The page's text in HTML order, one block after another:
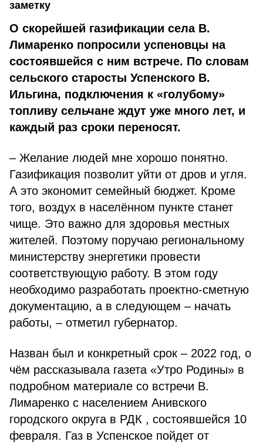
заметку
О скорейшей газификации села В.
Лимаренко попросили успеновцы на
состоявшейся с ним встрече. По словам
сельского старосты Успенского В.
Ильгина, подключения к «голубому»
топливу сельчане ждут уже много лет, и
каждый раз сроки переносят.
– Желание людей мне хорошо понятно.
Газификация позволит уйти от дров и угля.
А это экономит семейный бюджет. Кроме
того, воздух в населённом пункте станет
чище. Это важно для здоровья местных
жителей. Поэтому поручаю региональному
министерству энергетики провести
соответствующую работу. В этом году
необходимо разработать проектно-сметную
документацию, а в следующем – начать
работы, – отметил губернатор.
Назван был и конкретный срок – 2022 год, о
чём рассказывала газета «Утро Родины» в
подробном материале со встречи В.
Лимаренко с населением Анивского
городского округа в РДК , состоявшейся 10
февраля. Газ в Успенское пойдет от